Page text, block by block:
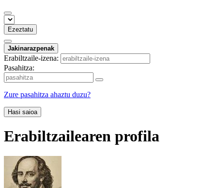
Ezeztatu
Jakinarazpenak
Erabiltzaile-izena:
Pasahitza:
Zure pasahitza ahaztu duzu?
Hasi saioa
Erabiltzailearen profila